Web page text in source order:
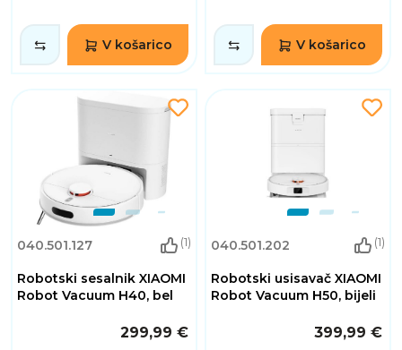
V košarico V košarico
040.501.127 (1)
Robotski sesalnik XIAOMI
Robot Vacuum H40, bel
299,99 €
040.501.202 (1)
Robotski usisavač XIAOMI
Robot Vacuum H50, bijeli
399,99 €